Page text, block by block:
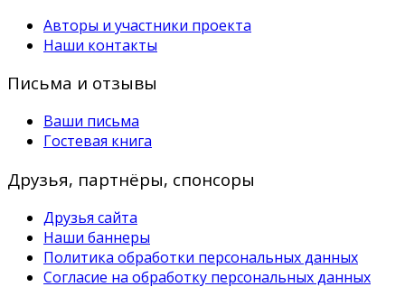
Авторы и участники проекта
Наши контакты
Письма и отзывы
Ваши письма
Гостевая книга
Друзья, партнёры, спонсоры
Друзья сайта
Наши баннеры
Политика обработки персональных данных
Согласие на обработку персональных данных